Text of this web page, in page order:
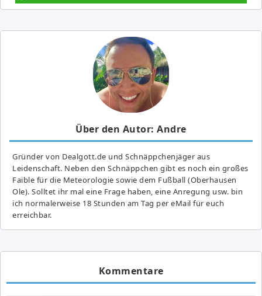
Über den Autor: Andre
Gründer von Dealgott.de und Schnäppchenjäger aus
Leidenschaft. Neben den Schnäppchen gibt es noch ein großes
Fai­ble für die Meteorologie sowie dem Fußball (Oberhausen
Ole). Solltet ihr mal eine Frage haben, eine Anregung usw. bin
ich normalerweise 18 Stunden am Tag per eMail für euch
erreichbar.
Kommentare